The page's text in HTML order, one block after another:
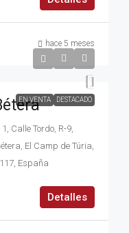
hace 5 meses
EN VENTA DESTACADO
Calle Tordo, R-9,
El Camp de Túria,
España
Detalles